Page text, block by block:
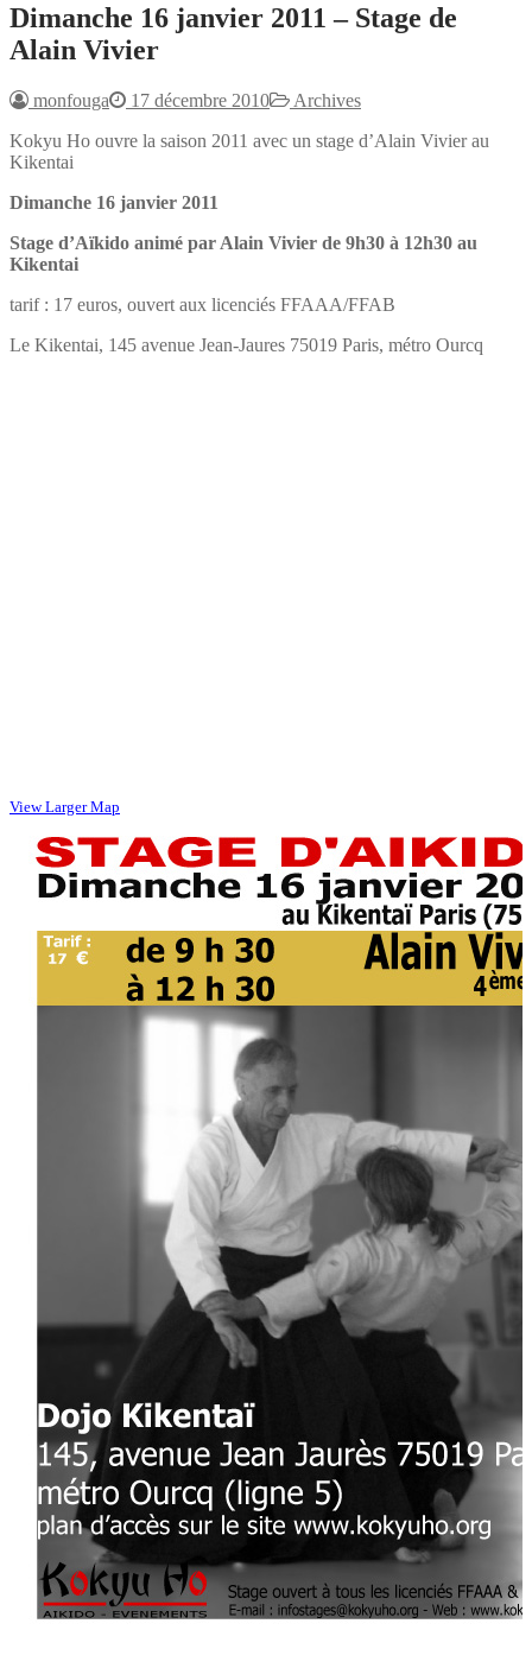
Dimanche 16 janvier 2011 – Stage de
Alain Vivier
monfouga 17 décembre 2010
Archives
Kokyu Ho ouvre la saison 2011 avec un stage d’Alain Vivier au
Kikentai
Dimanche 16 janvier 2011
Stage d’Aïkido animé par Alain Vivier de 9h30 à 12h30 au
Kikentai
tarif : 17 euros, ouvert aux licenciés FFAAA/FFAB
Le Kikentai, 145 avenue Jean-Jaures 75019 Paris, métro Ourcq
View Larger Map